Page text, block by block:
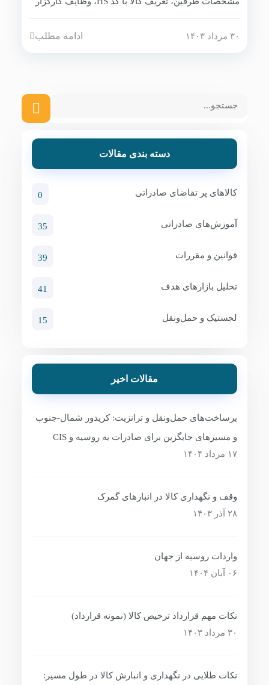
دسته بندی مقالات
کالاهای پر تقاضای صادراتی 0
آموزش‌های صادراتی 35
قوانین و مقررات 39
تحلیل بازارهای هدف 41
لجستیک و حمل‌ونقل 15
مقالات اخیر
یرساخت‌های حمل‌ونقل و ترانزیت: کریدور شمال-جنوب
و مسیرهای جایگزین برای صادرات به روسیه و CIS
۱۷ مرداد ۱۴۰۴
وقف و نگهداری کالا در انبارهای گمرک
۲۸ آذر ۱۴۰۳
واردات روسیه از جهان
۰۶ آبان ۱۴۰۴
نکات مهم قرارداد ترخیص کالا (نمونه قرارداد)
۳۰ مرداد ۱۴۰۳
نکات طلایی در نگهداری و انبارش کالا در طول مسیر:
اعتبار مشتری)، حق‌الزحمه (معمولاً ۲۰۰-۵۰۰ دلار به ازای
۳۰ مرداد ۱۴۰۳ ادامه مطلب